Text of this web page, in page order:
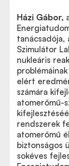
Házi Gábor,
tanácsadója,
Szimulátor
nukleáris
elért
számára
atomerőmű-
rendszerek
atomerőmű
biztonságos
sokéves